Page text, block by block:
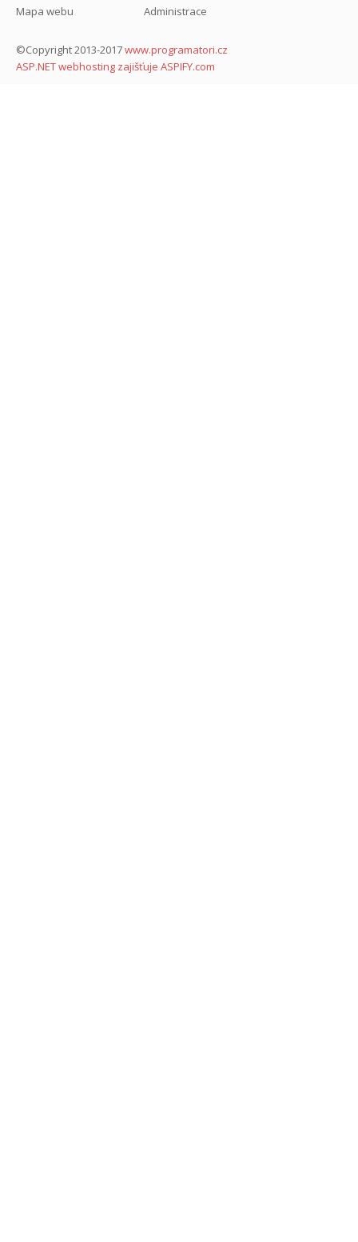
Mapa webu
©Copyright 2013-2017www.programatori.cz
ASP.NET webhosting zajišťuje ASPIFY.com
Administrace